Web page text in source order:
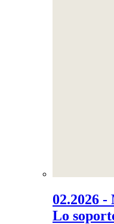
02.2026
Lo